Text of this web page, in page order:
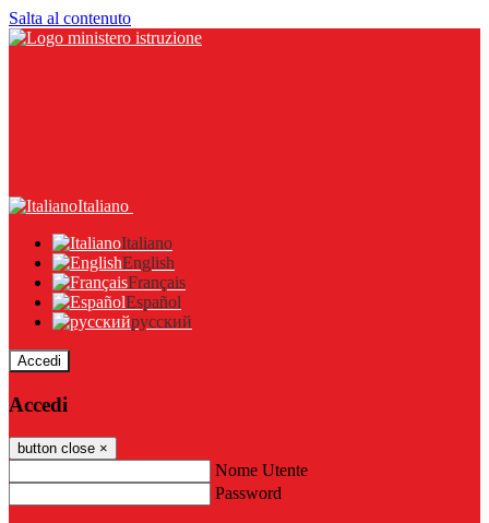
Salta al contenuto
Italiano
Italiano
English
Français
Español
русский
Accedi
Accedi
button close ×
Nome Utente
Password